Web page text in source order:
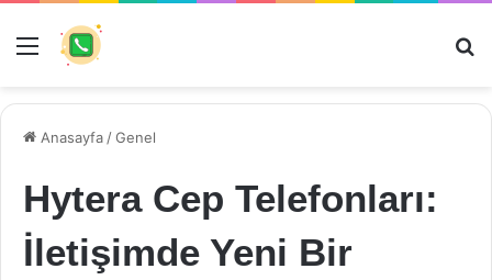
Menü
Anasayfa /Genel
Hytera Cep Telefonları:
İletişimde Yeni Bir